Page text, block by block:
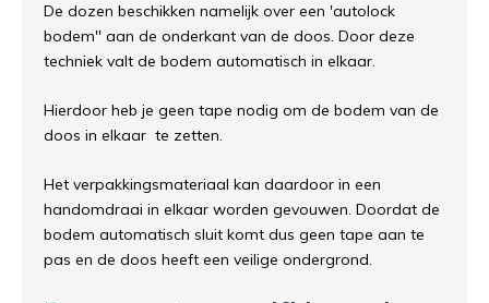
De dozen beschikken namelijk over een 'autolock
bodem'' aan de onderkant van de doos. Door deze
techniek valt de bodem automatisch in elkaar.
Hierdoor heb je geen tape nodig om de bodem van de
doos in elkaar te zetten.
Het verpakkingsmateriaal kan daardoor in een
handomdraai in elkaar worden gevouwen. Doordat de
bodem automatisch sluit komt dus geen tape aan te
pas en de doos heeft een veilige ondergrond.